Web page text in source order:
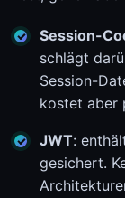
Session-
schlägt
Session-
kostet aber
JWT:
gesichert.